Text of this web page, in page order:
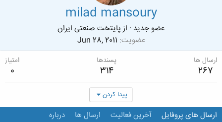
milad mansoury
عضو جدید · از پایتخت صنعتی ایران
عضویت Jun 28, 2011
ارسال ها
267
پسندها
314
امتیاز
0
پیدا کردن
ارسال های پروفایل آخرین فعالیت ارسال ها درباره